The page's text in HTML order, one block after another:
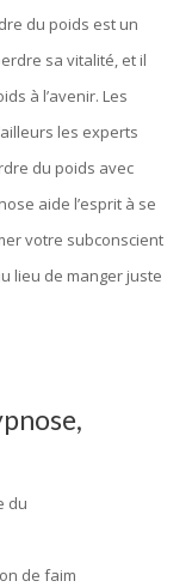
du poids est un
sa vitalité, et il
à l’avenir. Les
les experts
du poids avec
aide l’esprit à se
votre subconscient
lieu de manger juste
du
de faim